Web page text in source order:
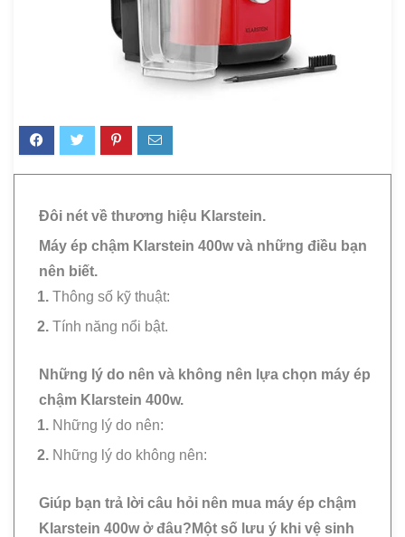
Đôi nét về thương hiệu Klarstein.
Máy ép chậm Klarstein 400w và những điều bạn
nên biết.
Thông số kỹ thuật:
Tính năng nổi bật.
Những lý do nên và không nên lựa chọn máy ép
chậm Klarstein 400w.
Những lý do nên:
Những lý do không nên:
Giúp bạn trả lời câu hỏi nên mua máy ép chậm
Klarstein 400w ở đâu?Một số lưu ý khi vệ sinh